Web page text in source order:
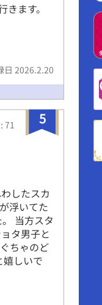
ます。
日 2026.2.20
5
71
したスカ
浮いてた
当方スタ
タ男子と
ちゃのど
嬉しいで